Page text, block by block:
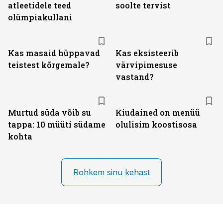
atleetidele teed
olümpiakullani
soolte tervist
Kas masaid hüppavad
teistest kõrgemale?
Kas eksisteerib
värvipimesuse
vastand?
Murtud süda võib su
tappa: 10 müüti südame
kohta
Kiudained on menüü
olulisim koostisosa
Rohkem sinu kehast